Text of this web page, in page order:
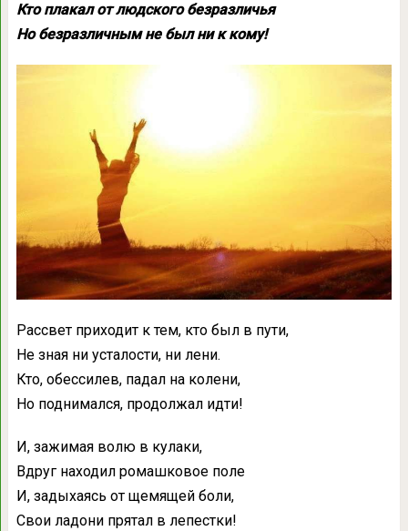
Кто плакал от людского безразличья
Но безразличным не был ни к кому!
Рассвет приходит к тем, кто был в пути,
Не зная ни усталости, ни лени.
Кто, обессилев, падал на колени,
Но поднимался, продолжал идти!
И, зажимая волю в кулаки,
Вдруг находил ромашковое поле
И, задыхаясь от щемящей боли,
Свои ладони прятал в лепестки!